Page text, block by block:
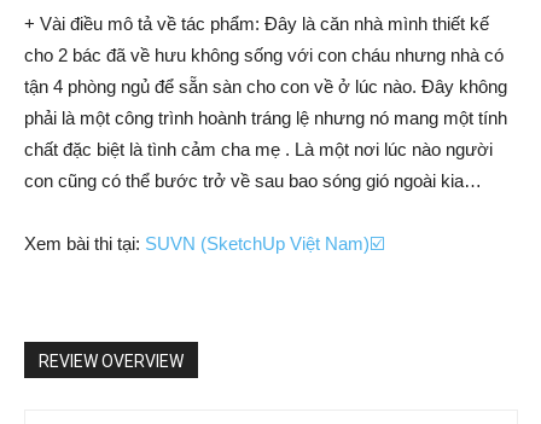
+ Vài điều mô tả về tác phẩm: Đây là căn nhà mình thiết kế
cho 2 bác đã về hưu không sống với con cháu nhưng nhà có
tận 4 phòng ngủ để sẵn sàn cho con về ở lúc nào. Đây không
phải là một công trình hoành tráng lệ nhưng nó mang một tính
chất đặc biệt là tình cảm cha mẹ . Là một nơi lúc nào người
con cũng có thể bước trở về sau bao sóng gió ngoài kia…
Xem bài thi tại: SUVN (SketchUp Việt Nam)☑️
REVIEW OVERVIEW